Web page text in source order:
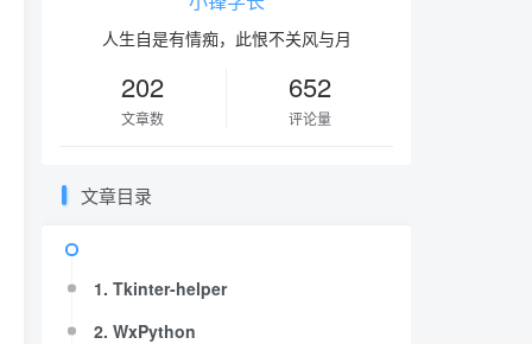
人生自是有情痴，此恨不关风与月
202
文章数
652
评论量
文章目录
1. Tkinter-helper
2. WxPython